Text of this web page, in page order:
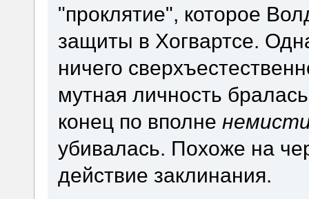
"проклятие", которое
защиты в Хогвартсе.
ничего
мутная личность
конец по вполне
убивалась. Похоже на
действие заклинания.